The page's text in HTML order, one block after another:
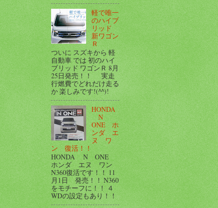
軽で唯一
のハイブ
リッド
新ワゴン
Ｒ
ついに スズキから 軽
自動車 では 初のハイ
ブリッド ワゴンＲ 8月
25日発売！！ 実走
行燃費でどれだけ走る
か 楽しみです!(^^)!
HONDA
N
ONE ホ
ンダ エ
ヌ ワ
ン 復活！！
HONDA N ONE
ホンダ エヌ ワン
N360復活です！！ 11
月1日 発売！！ N360
をモチーフに！！ ４
WDの設定もあり！！